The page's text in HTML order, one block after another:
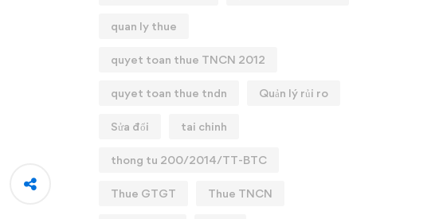
quan ly thue
quyet toan thue TNCN 2012
quyet toan thue tndn Quản lý rủi ro
Sửa đổi tai chinh
thong tu 200/2014/TT-BTC
Thue GTGT Thue TNCN